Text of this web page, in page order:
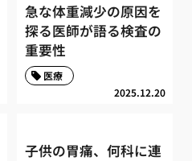
急な体重減少の原因を
探る医師が語る検査の
重要性
2025.12.20
医療
子供の胃痛、何科に連